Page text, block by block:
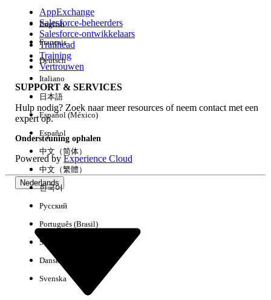
Ervaring
Alles wissen Gereed
Geen resultaten
AppExchange
Salesforce-beheerders
Salesforce-ontwikkelaars
Trailhead
Training
Vertrouwen
SUPPORT & SERVICES
Hulp nodig? Zoek naar meer resources of neem contact met een
expert op.
Ondersteuning ophalen
Powered byExperience Cloud
Nederlands
English
Français
Deutsch
Italiano
日本語
Español (México)
Español
中文（简体）
中文（繁體）
한국어
Русский
Português (Brasil)
Suomi
Dansk
Svenska